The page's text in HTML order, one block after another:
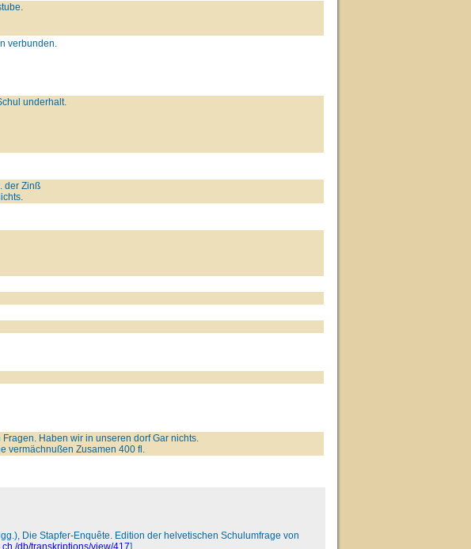
verbunden.
underhalt.
der Zinß
Haben wir in unseren dorf Gar nichts.
vermächnußen Zusamen 400 fl.
Die Stapfer-Enquête. Edition der helvetischen Schulumfrage von
/db/transkriptions/view/417].